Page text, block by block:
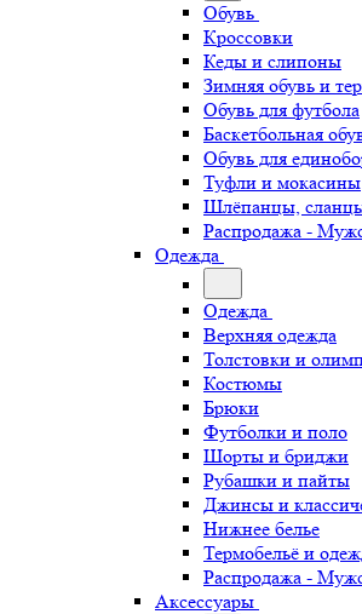
Обувь
Кроссовки
Кеды и слипоны
Зимняя обувь и
Обувь для футбола
Баскетбольная
Обувь для
Туфли и мокасины
Шлёпанцы,
Распродажа -
Одежда
Одежда
Верхняя одежда
Толстовки и
Костюмы
Брюки
Футболки и поло
Шорты и бриджи
Рубашки и пайты
Джинсы и
Нижнее белье
Термобельё и
Распродажа -
Аксессуары